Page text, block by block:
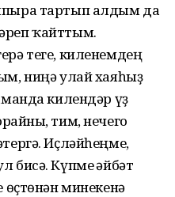
тартып алдым да
ҡайттым.
теге, киле­немдең
ниңә улай хаяһыҙ
килендәр үҙ
тим, нечего
Иҫ­ләйһеңме,
Күпме ғәйбәт
өҫтөнән минекенә